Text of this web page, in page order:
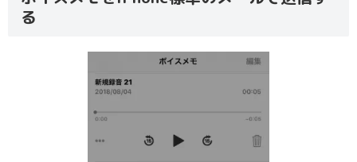
る